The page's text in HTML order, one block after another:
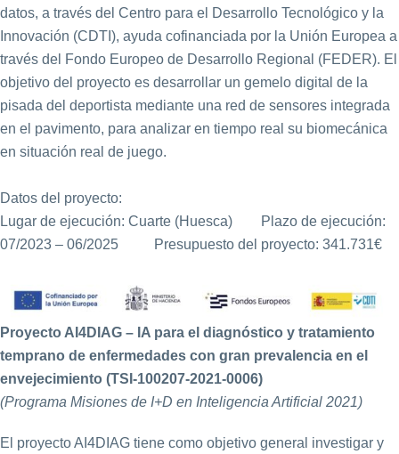
datos, a través del Centro para el Desarrollo Tecnológico y la
Innovación (CDTI), ayuda cofinanciada por la Unión Europea a
través del Fondo Europeo de Desarrollo Regional (FEDER). El
objetivo del proyecto es desarrollar un gemelo digital de la
pisada del deportista mediante una red de sensores integrada
en el pavimento, para analizar en tiempo real su biomecánica
en situación real de juego.
Datos del proyecto:
Lugar de ejecución: Cuarte (Huesca) Plazo de ejecución:
07/2023 – 06/2025 Presupuesto del proyecto: 341.731€
Proyecto AI4DIAG – IA para el diagnóstico y tratamiento
temprano de enfermedades con gran prevalencia en el
envejecimiento (TSI-100207-2021-0006)
(Programa Misiones de I+D en Inteligencia Artificial 2021)
El proyecto AI4DIAG tiene como objetivo general investigar y